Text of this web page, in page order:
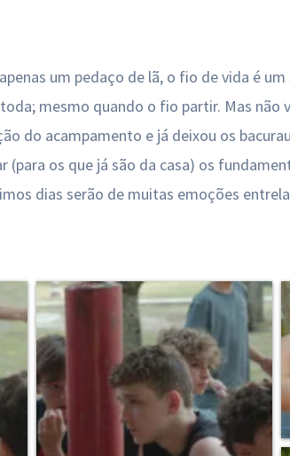
um pedaço de lã, o fio de vida é
mesmo quando o fio partir. Mas
do acampamento e já deixou os
(para os que já são da casa) os
dias serão de muitas emoções